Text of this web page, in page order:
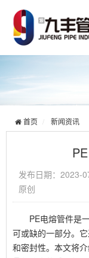
首页 新闻资讯
发布日期：2023-
原创
PE电熔管件是
可或缺的一部分。
和密封性。本文将